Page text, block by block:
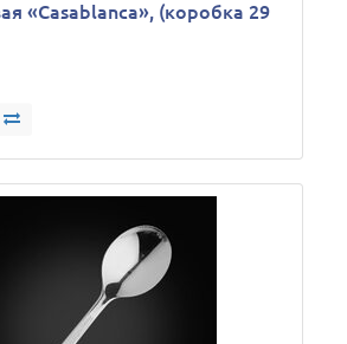
«Casablanca», (коробка 29